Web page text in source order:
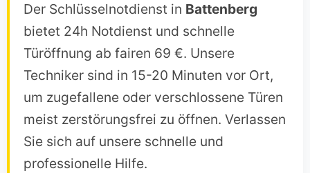
Der Schlüsselnotdienst in Battenberg
bietet 24h Notdienst und schnelle
Türöffnung ab fairen 69 €. Unsere
Techniker sind in 15-20 Minuten vor Ort,
um zugefallene oder verschlossene Türen
meist zerstörungsfrei zu öffnen. Verlassen
Sie sich auf unsere schnelle und
professionelle Hilfe.